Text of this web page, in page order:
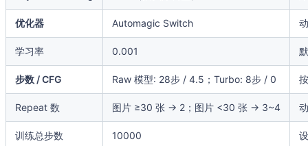
优化器 Automagic Switch
学习率 0.001
步数 / CFG Raw 模型: 28步 / 4.5；Turbo: 8步 / 0
Repeat 数 图片 ≥30 张 → 2；图片 <30 张 → 3~4
训练总步数 10000